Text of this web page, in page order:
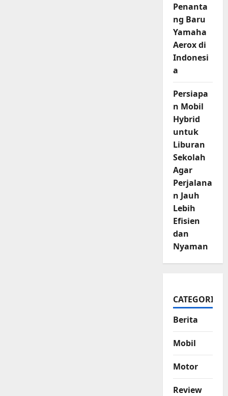
Penanta
ng Baru
Yamaha
Aerox di
Indonesi
a
Persiapa
n Mobil
Hybrid
untuk
Liburan
Sekolah
Agar
Perjalana
n Jauh
Lebih
Efisien
dan
Nyaman
CATEGORIES
Berita
Mobil
Motor
Review